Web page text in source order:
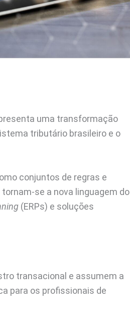
uma transformação
tributário brasileiro e o
conjuntos de regras e
se a nova linguagem do
(ERPs) e soluções
transacional e assumem a
para os profissionais de